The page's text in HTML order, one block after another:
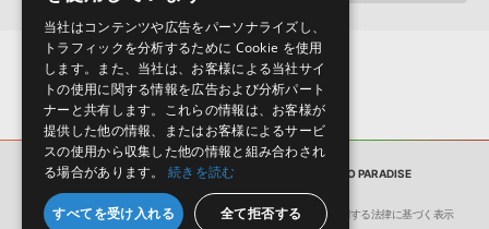
サンプルパック PSY-TRANCE PORTAL TO PARADISE
会社概要 環境保護（CSR）への取り組み 特定商取引に関する法律に基づく表示
当社はコンテンツや広告をパーソナライズし、
トラフィックを分析するために Cookie を使用
します。また、当社は、お客様による当社サイ
トの使用に関する情報を広告および分析パート
ナーと共有します。これらの情報は、お客様が
提供した他の情報、またはお客様によるサービ
スの使用から収集した他の情報と組み合わされ
る場合があります。
続きを読む
すべてを受け入れる 全て拒否する